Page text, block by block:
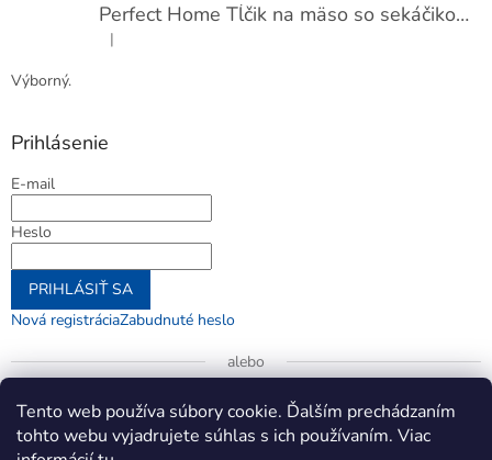
Tento web používa súbory cookie. Ďalším prechádzaním
tohto webu vyjadrujete súhlas s ich používaním. Viac
Perfect Home Tĺčik na mäso so sekáčikom, 56893
Hodnotenie produktu je 5 z 5 hviezdičiek.
|
Výborný.
Prihlásenie
E-mail
Heslo
PRIHLÁSIŤ SA
Nová registráciaZabudnuté heslo
alebo
Prihlásiť sa cez Google